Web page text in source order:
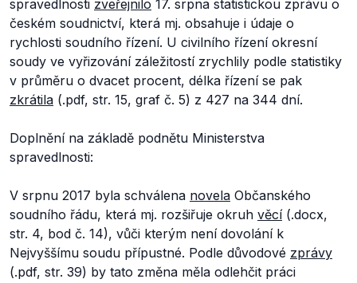
spravedlnosti zveřejnilo 17. srpna statistickou zprávu o
českém soudnictví, která mj. obsahuje i údaje o
rychlosti soudního řízení. U civilního řízení okresní
soudy ve vyřizování záležitostí zrychlily podle statistiky
v průměru o dvacet procent, délka řízení se pak
zkrátila (.pdf, str. 15, graf č. 5) z 427 na 344 dní.
Doplnění na základě podnětu Ministerstva
spravedlnosti:
V srpnu 2017 byla schválena novela Občanského
soudního řádu, která mj. rozšiřuje okruh věcí(.docx,
str. 4, bod č. 14), vůči kterým není dovolání k
Nejvyššímu soudu přípustné. Podle důvodové zprávy
(.pdf, str. 39) by tato změna měla odlehčit práci